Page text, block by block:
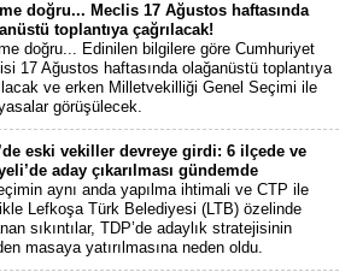
doğru... Meclis 17 Ağustos haftasında
toplantıya çağrılacak!
doğru... Edinilen bilgilere göre Cumhuriyet
17 Ağustos haftasında olağanüstü toplantıya
ve erken Milletvekilliği Genel Seçimi ile
görüşülecek.
eski vekiller devreye girdi: 6 ilçede ve
aday çıkarılması gündemde
aynı anda yapılma ihtimali ve CTP ile
Lefkoşa Türk Belediyesi (LTB) özelinde
sıkıntılar, TDP’de adaylık stratejisinin
masaya yatırılmasına neden oldu.